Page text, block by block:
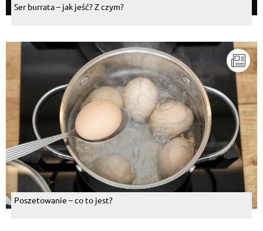
Ser burrata – jak jeść? Z czym?
Poszetowanie – co to jest?